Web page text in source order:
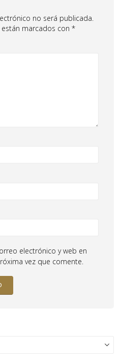
no será publicada.
marcados con *
electrónico y web en
vez que comente.